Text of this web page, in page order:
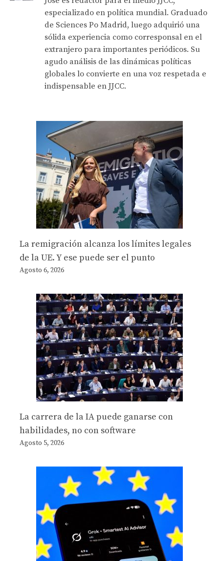
especializado en política mundial. Graduado
de Sciences Po Madrid, luego adquirió una
sólida experiencia como corresponsal en el
extranjero para importantes periódicos. Su
agudo análisis de las dinámicas políticas
globales lo convierte en una voz respetada e
indispensable en JJCC.
La remigración alcanza los límites legales
de la UE. Y ese puede ser el punto
Agosto 6, 2026
La carrera de la IA puede ganarse con
habilidades, no con software
Agosto 5, 2026